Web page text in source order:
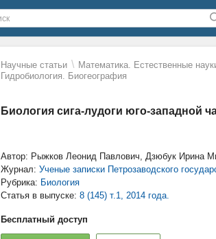
Научные статьи \ Математика. Естественные
Гидробиология. Биогеография
Биология сига-лудоги юго-западной
Автор: Рыжков Леонид Павлович, Дзюбук Ирина
Журнал: Ученые записки Петрозаводского
Рубрика: Биология
Статья в выпуске: 8 (145) т.1, 2014 года.
Бесплатный доступ